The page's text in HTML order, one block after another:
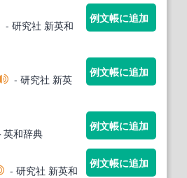
- 研究社 新英和
例文帳に追加
- 研究社 新英
例文帳に追加
英和辞典
例文帳に追加
- 研究社 新英和
例文帳に追加